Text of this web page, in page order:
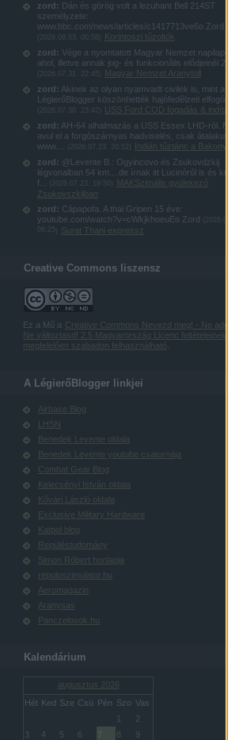
zord: Dán és görög volt a lezuhant Bell 214ST
személyzete:
www.bbc.com/news/articles/c1417713ve6o Zord
Korintoszi tűzoltók
zord: Vége a nyomtatott Magyar Nemzet napilapnak,
ahol, illetve annak jog- és funkcionâlis elődjeinél 20...
Magyar Nemzet Aranytoll
zord: Akinek az olyan nyamvadt civilek is, mint a
LégierőBlogger köszönhették hajófedêlzeti elfogókötel...
USS Ford COD fogadás & indítás
zord: AH-64 alhalmazás a USS Essex LHD-rōl. Nem
avul el a forgószárnyas hadviselés, csak átalakul:
www....
Indián tűztánc a Bakonyban
zord: @Levente B.: Ogyincovo és Zsukovdzkij
légvonalban 54 km....de írnak itt Lucinóról is és kubinkai
f...
MAKSzimális gyülekező
Zsukovszkijban
zord: Cápapofa. A thai Gripen 15 éve:
youtube.com/watch?v=cWkjkhoeuEo Zord
Surat Thani expressz
Creative Commons liszensz
Ez a Mű a Creative Commons Nevezd meg! - Ne add el! -
Ne változtasd! 2.5 Magyarország Licenc feltételeinek
megfelelően szabadon felhasználható
A LégierőBlogger linkjei
Airbase Blog
LHSN
Benedek Levente oldala
Benedek Levente youtube csatornája
Combat Gear Blog
Kelecsényi István oldala
Kővári László oldala
Exclusive Military Hardware
Katpol blog
Repüléstudomány
Simon Róbert honlapja
repuloszimulator.hu
Aeromagazin
Aranysas
Panczelosok.hu
Kalendárium
augusztus 2026
Hét Ked Sze Csü Pén Szo Vas
1
2
3
4 5 6 7 8
9